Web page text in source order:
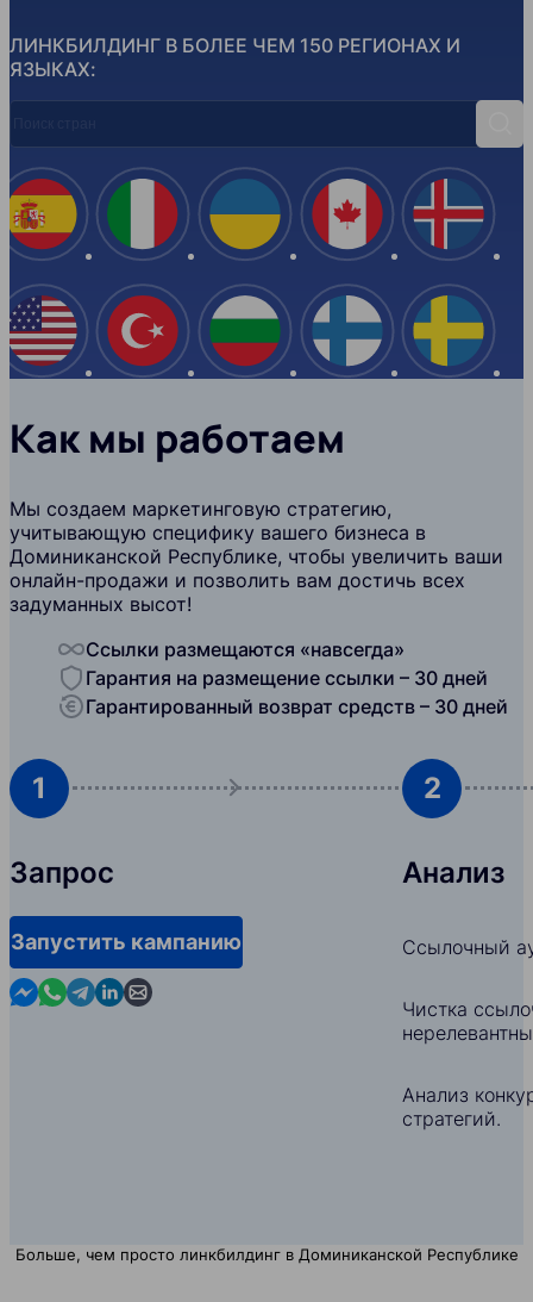
ЛИНКБИЛДИНГ В БОЛЕЕ ЧЕМ 150 РЕГИОНАХ И
ЯЗЫКАХ:
Испания
США
Италия
Турция
Украина
Болгария
Канада
Финляндия
Как мы работаем
Мы создаем маркетинговую стратегию,
учитывающую специфику вашего бизнеса в
Доминиканской Республике, чтобы увеличить ваши
онлайн-продажи и позволить вам достичь всех
задуманных высот!
Ссылки размещаются «навсегда»
Гарантия на размещение ссылки – 30 дней
Гарантированный возврат средств – 30 дней
1
Запрос
Запустить кампанию
Contact us in Messenger
Contact us in WhatsApp
Contact us in Telegram
Contact us in Linkedin
Contact us by email
2
Анализ
Ссылочный
Чистка
Анализ
стратегий.
Больше, чем просто линкбилдинг в Доминиканской Республике